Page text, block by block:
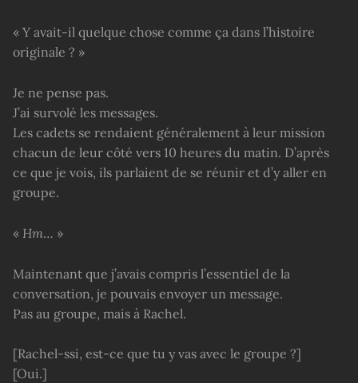
« Y avait-il quelque chose comme ça dans l’histoire
originale ? »
Je ne pense pas.
J’ai survolé les messages.
Les cadets se rendaient généralement à leur mission
chacun de leur côté vers 10 heures du matin. D’après
ce que je vois, ils parlaient de se réunir et d’y aller en
groupe.
« Hm… »
Maintenant que j’avais compris l’essentiel de la
conversation, je pouvais envoyer un message.
Pas au groupe, mais à Rachel.
[Rachel-ssi, est-ce que tu y vas avec le groupe ?]
[Oui.]